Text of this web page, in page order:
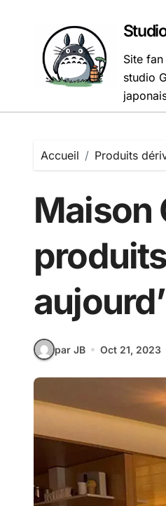
Site
studio
Accueil Produits
Maison
par JB Oct 21, 2023